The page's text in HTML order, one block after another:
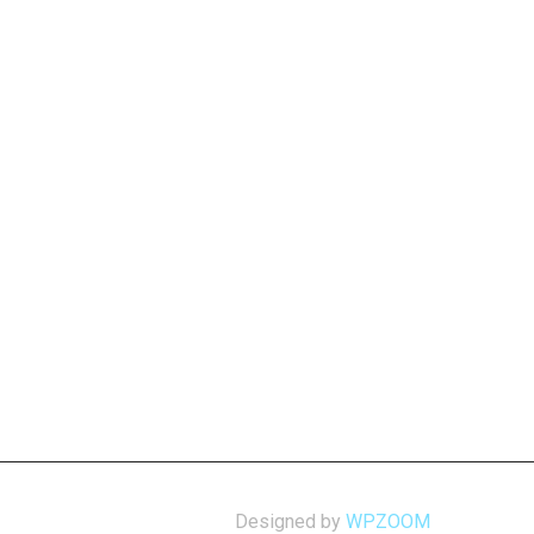
Designed by WPZOOM